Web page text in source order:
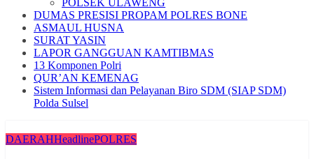
POLSEK ULAWENG
DUMAS PRESISI PROPAM POLRES BONE
ASMAUL HUSNA
SURAT YASIN
LAPOR GANGGUAN KAMTIBMAS
13 Komponen Polri
QUR’AN KEMENAG
Sistem Informasi dan Pelayanan Biro SDM (SIAP SDM)
Polda Sulsel
DAERAHHeadlinePOLRES